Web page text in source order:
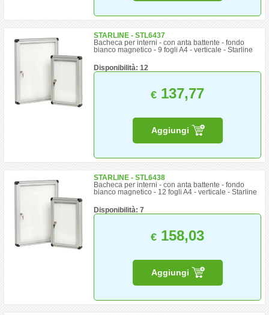
STARLINE - STL6437
Bacheca per interni - con anta battente - fondo
bianco magnetico - 9 fogli A4 - verticale - Starline
Disponibilità: 12
€ 137,77
Aggiungi
STARLINE - STL6438
Bacheca per interni - con anta battente - fondo
bianco magnetico - 12 fogli A4 - verticale - Starline
Disponibilità: 7
€ 158,03
Aggiungi